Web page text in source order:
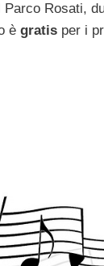
Rosati,
è gratis per i